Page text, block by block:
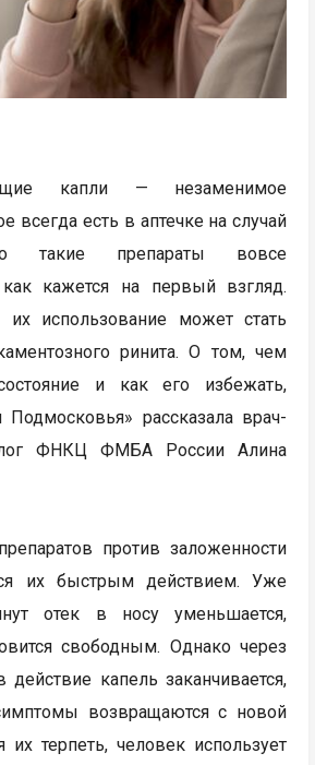
капли — незаменимое
всегда есть в аптечке на случай
такие препараты вовсе
кажется на первый взгляд.
их использование может стать
ринита. О том, чем
и как его избежать,
рассказала врач-
ФНКЦ ФМБА России Алина
против заложенности
их быстрым действием. Уже
отек в носу уменьшается,
свободным. Однако через
действие капель заканчивается,
возвращаются с новой
терпеть, человек использует